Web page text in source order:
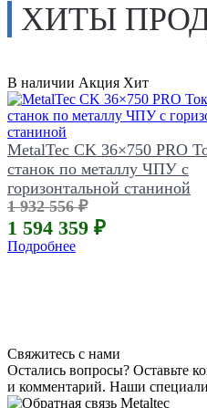
ХИТЫ
В наличии Акция Хит
MetalTec CK 36×750 PRO
станок по металлу ЧПУ с
горизонтальной станиной
1 932 556 ₽
1 594 359 ₽
Подробнее
Свяжитесь с нами
Остались вопросы? Оставьте
и комментарий. Наши